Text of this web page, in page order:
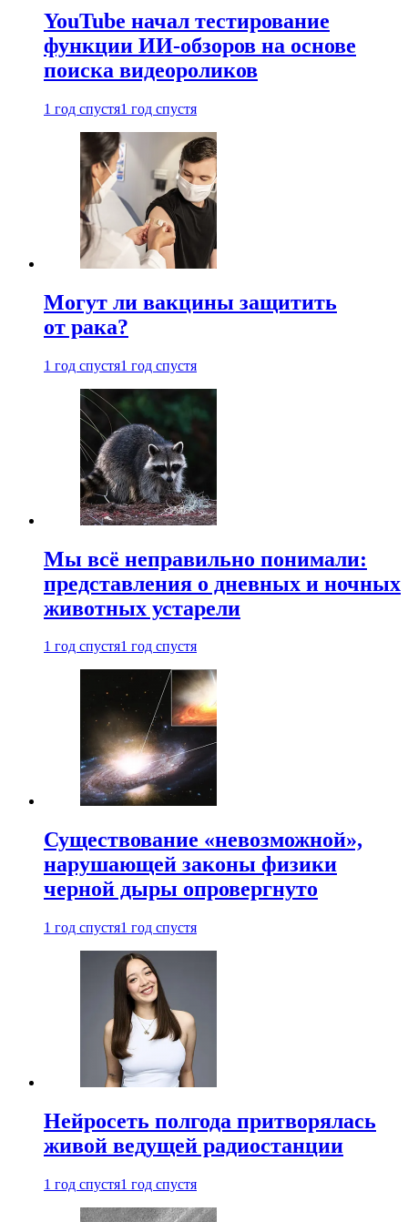
YouTube начал тестирование
функции ИИ-обзоров на основе
поиска видеороликов
1 год спустя1 год спустя
Могут ли вакцины защитить
от рака?
1 год спустя1 год спустя
Мы всё неправильно понимали:
представления о дневных и ночных
животных устарели
1 год спустя1 год спустя
Существование «невозможной»,
нарушающей законы физики
черной дыры опровергнуто
1 год спустя1 год спустя
Нейросеть полгода притворялась
живой ведущей радиостанции
1 год спустя1 год спустя